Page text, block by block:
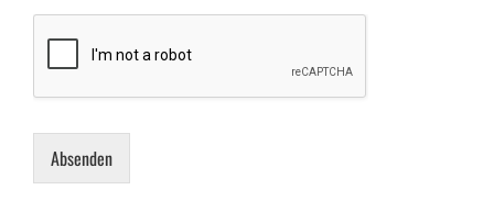
Absenden